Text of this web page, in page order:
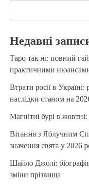
Недавні
Таро так ні: повний
практичними
Втрати росії в
наслідки станом на
Магнітні бурі в
Вітання з Яблучним
значення свята у 2026
Шайло Джолі:
зміни прізвища